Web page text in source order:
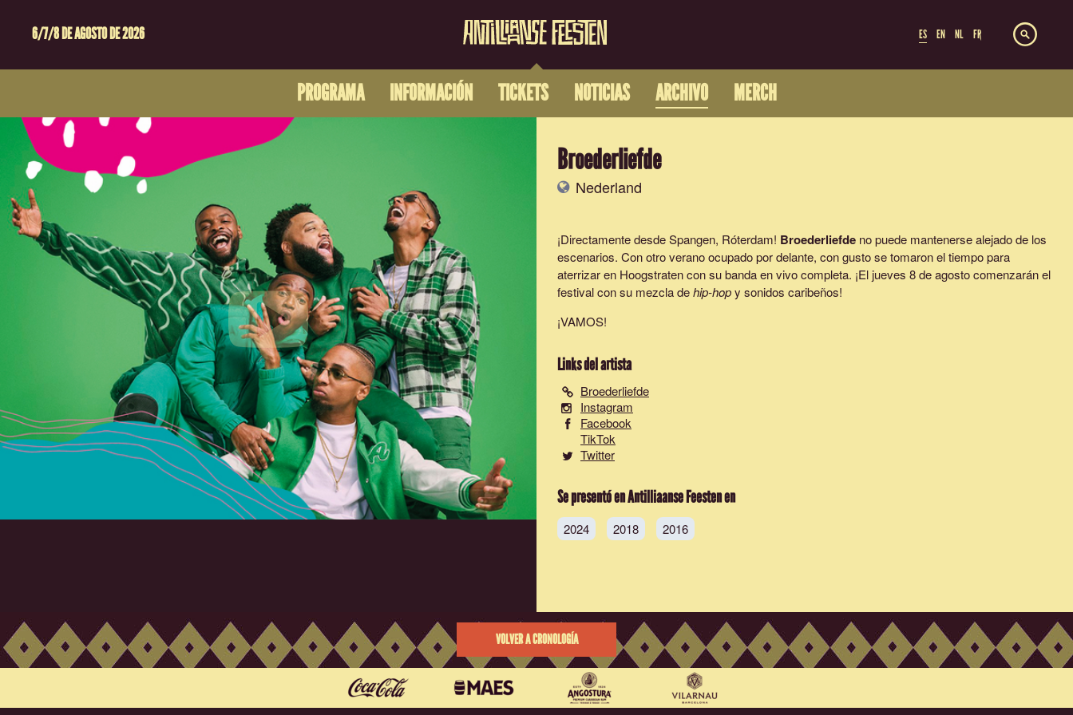
6/7/8 DE AGOSTO DE 2026 ES EN NL FR
PROGRAMA INFORMACIÓN TICKETS NOTICIAS ARCHIVO MERCH
Broederliefde
Nederland
¡Directamente desde Spangen, Róterdam! Broederliefde no puede mantenerse alejado de los
escenarios. Con otro verano ocupado por delante, con gusto se tomaron el tiempo para
aterrizar en Hoogstraten con su banda en vivo completa. ¡El jueves 8 de agosto comenzarán el
festival con su mezcla dehip-hopy sonidos caribeños!
¡VAMOS!
Links del artista
Broederliefde
Instagram
Facebook
TikTok
Twitter
Se presentó en Antilliaanse Feesten en
2024 2018 2016
VOLVER A CRONOLOGÍA